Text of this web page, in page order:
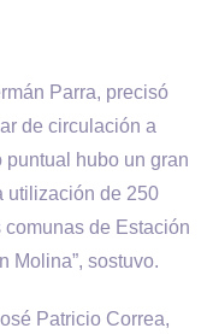
Parra, precisó
de circulación a
hubo un gran
utilización de 250
de Estación
Molina”, sostuvo.
Patricio Correa,